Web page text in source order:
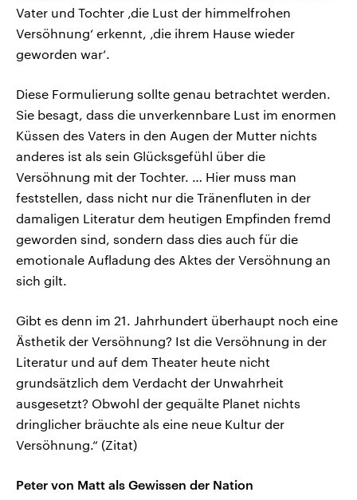
Vater und Tochter ‚die Lust der himmelfrohen
Versöhnung‘ erkennt, ‚die ihrem Hause wieder
geworden war‘.
Diese Formulierung sollte genau betrachtet werden.
Sie besagt, dass die unverkennbare Lust im enormen
Küssen des Vaters in den Augen der Mutter nichts
anderes ist als sein Glücksgefühl über die
Versöhnung mit der Tochter. … Hier muss man
feststellen, dass nicht nur die Tränenfluten in der
damaligen Literatur dem heutigen Empfinden fremd
geworden sind, sondern dass dies auch für die
emotionale Aufladung des Aktes der Versöhnung an
sich gilt.
Gibt es denn im 21. Jahrhundert überhaupt noch eine
Ästhetik der Versöhnung? Ist die Versöhnung in der
Literatur und auf dem Theater heute nicht
grundsätzlich dem Verdacht der Unwahrheit
ausgesetzt? Obwohl der gequälte Planet nichts
dringlicher bräuchte als eine neue Kultur der
Versöhnung.“ (Zitat)
Peter von Matt als Gewissen der Nation